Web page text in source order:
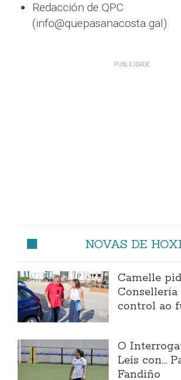
Redacción de QPC
(info@quepasanacosta.gal).
NOVAS DE
Camelle
Consellería
control ao
O
Leis con...
Fandiño